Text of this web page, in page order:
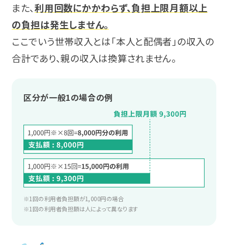
利用料金
利用手続き
復職支援
就労定着支援
就労支援実績
スタッフボイス
スタッフ育成の仕組み
身体障害
知的障害
うつ病
双極性障害（双極症）
不安障害
宮城
関東
東京
神奈川
埼玉
千葉
群馬
発達障害と仕事
身体障害と仕事
難病と仕事
制度について
相談会・イベントに参加する
ピックアップ情報
また、利用回数にかかわらず、負担上限月額以上
の負担は発生しません。
ここでいう世帯収入とは「本人と配偶者」の収入の
合計であり、親の収入は換算されません。
区分が一般1の場合の例
※1回の利用者負担額が1,000円の場合
※1回の利用者負担額は人によって異なります